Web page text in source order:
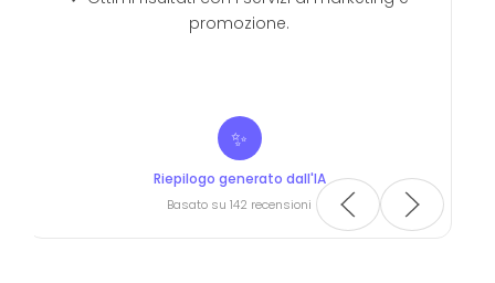
Leonardo Nistri
Certificata da Google